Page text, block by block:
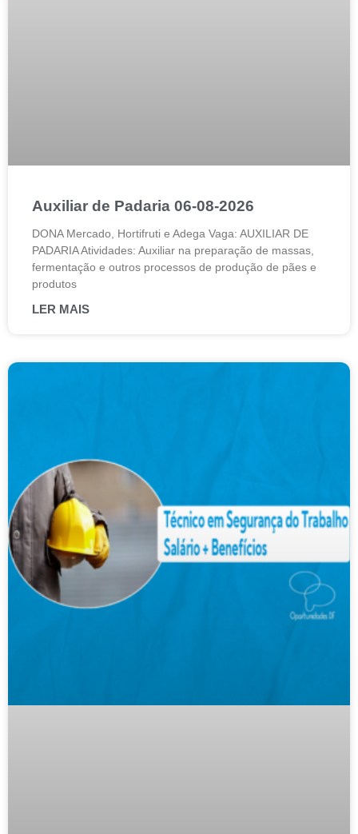
Auxiliar de Padaria 06-08-2026
DONA Mercado, Hortifruti e Adega Vaga: AUXILIAR DE
PADARIA Atividades: Auxiliar na preparação de massas,
fermentação e outros processos de produção de pães e
produtos
LER MAIS